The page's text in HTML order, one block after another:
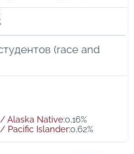
(race and
Alaska Native:0,16%
Pacific Islander:0,62%